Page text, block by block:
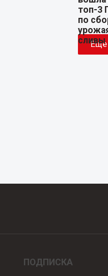
Еще
ПОДПИСКА